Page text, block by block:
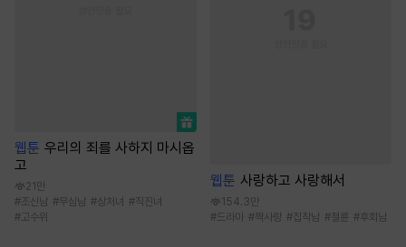
웹툰 우리의 죄를 사하지 마시옵
고
21만
#조신남 #무심남 #상처녀 #직진녀
#고수위
웹툰 사랑하고 사랑해서
154.3만
#드라마 #짝사랑 #집착남 #절륜 #후회남